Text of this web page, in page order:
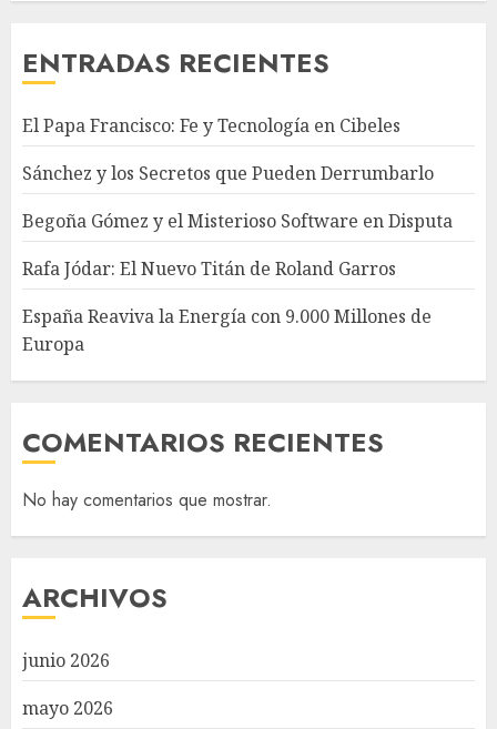
ENTRADAS RECIENTES
El Papa Francisco: Fe y Tecnología en Cibeles
Sánchez y los Secretos que Pueden Derrumbarlo
Begoña Gómez y el Misterioso Software en Disputa
Rafa Jódar: El Nuevo Titán de Roland Garros
España Reaviva la Energía con 9.000 Millones de
Europa
COMENTARIOS RECIENTES
No hay comentarios que mostrar.
ARCHIVOS
junio 2026
mayo 2026